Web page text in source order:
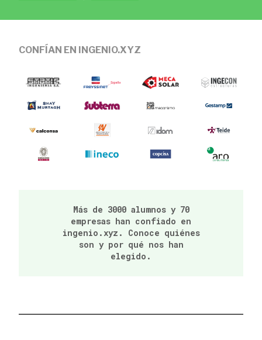
CONFÍAN EN INGENIO.XYZ
Más de 3000 alumnos y 70
empresas han confiado en
ingenio.xyz. Conoce quiénes
son y por qué nos han
elegido.